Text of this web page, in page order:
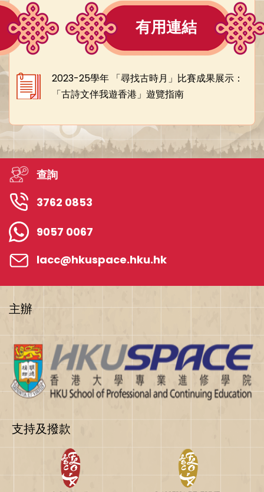
有用連結
2023-25學年 「尋找古時月」比賽成果展示：
「古詩文伴我遊香港」遊覽指南
查詢
3762 0853
9057 0067
lacc@hkuspace.hku.hk
主辦
支持及撥款